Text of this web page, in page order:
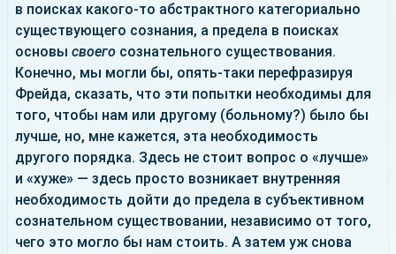
в поисках какого-то абстрактного категориально
существующего сознания, а предела в поисках
основы своего сознательного существования.
Конечно, мы могли бы, опять-таки перефразируя
Фрейда, сказать, что эти попытки необходимы для
того, чтобы нам или другому (больному?) было бы
лучше, но, мне кажется, эта необходимость
другого порядка. Здесь не стоит вопрос о «лучше»
и «хуже» — здесь просто возникает внутренняя
необходимость дойти до предела в субъективном
сознательном существовании, независимо от того,
чего это могло бы нам стоить. А затем уж снова